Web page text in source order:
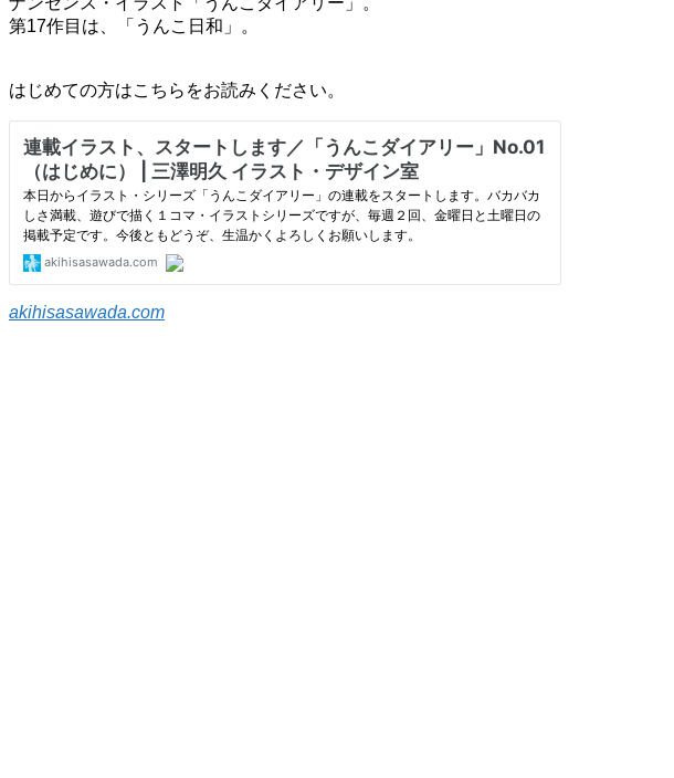
第17作目は、「うんこ日和」。
はじめての方はこちらをお読みください。
akihisasawada.com